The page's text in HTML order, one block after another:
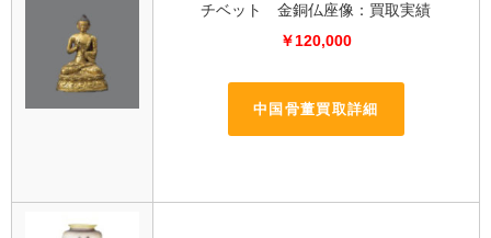
チベット 金銅仏座像：買取実績
￥120,000
中国骨董買取詳細